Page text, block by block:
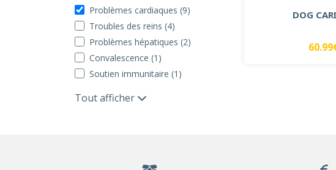
Problèmes cardiaques (9)
Troubles des reins (4)
Problèmes hépatiques (2)
Convalescence (1)
Soutien immunitaire (1)
Tout afficher
DOG